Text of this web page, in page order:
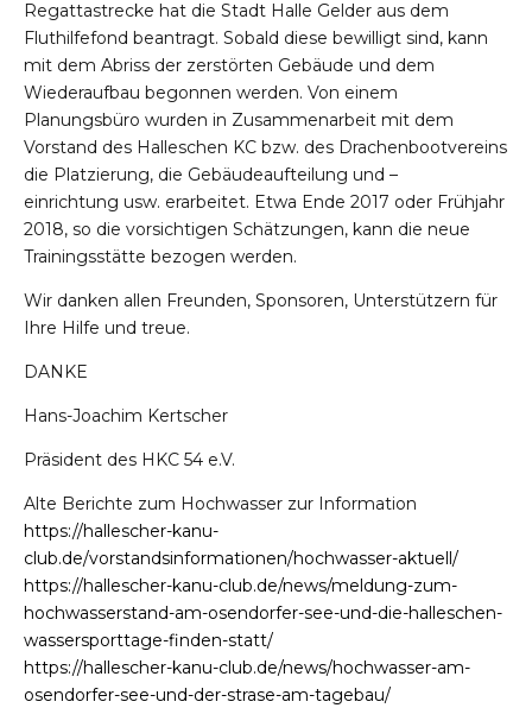
Regattastrecke hat die Stadt Halle Gelder aus dem
Fluthilfefond beantragt. Sobald diese bewilligt sind, kann
mit dem Abriss der zerstörten Gebäude und dem
Wiederaufbau begonnen werden. Von einem
Planungsbüro wurden in Zusammenarbeit mit dem
Vorstand des Halleschen KC bzw. des Drachenbootvereins
die Platzierung, die Gebäudeaufteilung und –
einrichtung usw. erarbeitet. Etwa Ende 2017 oder Frühjahr
2018, so die vorsichtigen Schätzungen, kann die neue
Trainingsstätte bezogen werden.
Wir danken allen Freunden, Sponsoren, Unterstützern für
Ihre Hilfe und treue.
DANKE
Hans-Joachim Kertscher
Präsident des HKC 54 e.V.
Alte Berichte zum Hochwasser zur Information
https://hallescher-kanu-
club.de/vorstandsinformationen/hochwasser-aktuell/
https://hallescher-kanu-club.de/news/meldung-zum-
hochwasserstand-am-osendorfer-see-und-die-halleschen-
wassersporttage-finden-statt/
https://hallescher-kanu-club.de/news/hochwasser-am-
osendorfer-see-und-der-strase-am-tagebau/